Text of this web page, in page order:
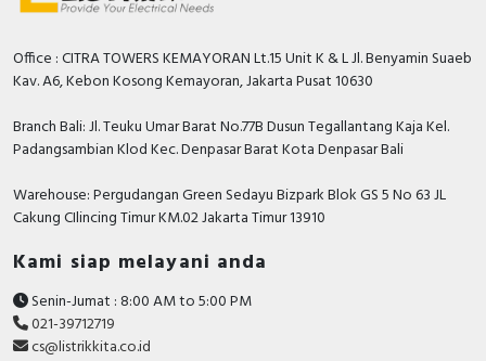
Office : CITRA TOWERS KEMAYORAN Lt.15 Unit K & L Jl. Benyamin Suaeb
Kav. A6, Kebon Kosong Kemayoran, Jakarta Pusat 10630
Branch Bali: Jl. Teuku Umar Barat No.77B Dusun Tegallantang Kaja Kel.
Padangsambian Klod Kec. Denpasar Barat Kota Denpasar Bali
Warehouse: Pergudangan Green Sedayu Bizpark Blok GS 5 No 63 JL
Cakung CIlincing Timur KM.02 Jakarta Timur 13910
Kami siap melayani anda
Senin-Jumat : 8:00 AM to 5:00 PM
021-39712719
cs@listrikkita.co.id